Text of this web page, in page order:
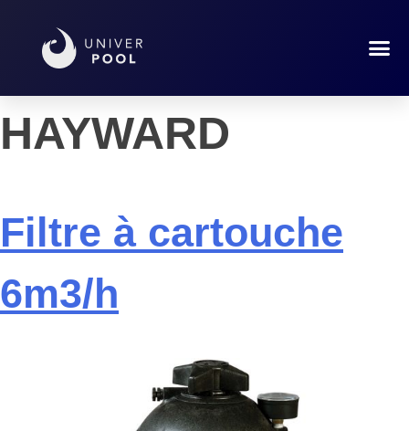
Marque :
HAYWARD
Filtre à cartouche
6m3/h